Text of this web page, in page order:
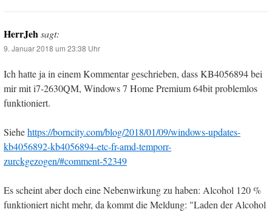
HerrJehsagt:
9. Januar 2018 um 23:38 Uhr
Ich hatte ja in einem Kommentar geschrieben, dass KB4056894 bei
mir mit i7-2630QM, Windows 7 Home Premium 64bit problemlos
funktioniert.
Siehehttps://borncity.com/blog/2018/01/09/windows-updates-
kb4056892-kb4056894-etc-fr-amd-temporr-
zurckgezogen/#comment-52349
Es scheint aber doch eine Nebenwirkung zu haben: Alcohol 120 %
funktioniert nicht mehr, da kommt die Meldung: "Laden der Alcohol